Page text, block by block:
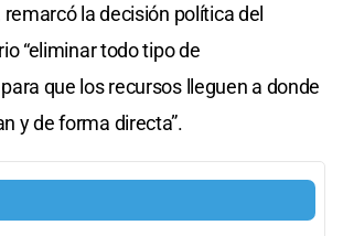
la decisión política del
“eliminar todo tipo de
que los recursos lleguen a donde
y de forma directa”.